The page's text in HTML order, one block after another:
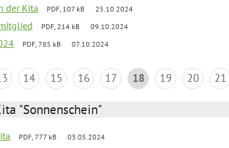
der Kita PDF, 107 kB 25.10.2024
PDF, 214 kB 09.10.2024
PDF, 785 kB 07.10.2024
14 15 16 17 18 19 20 21
"Sonnenschein"
PDF, 777 kB 03.05.2024